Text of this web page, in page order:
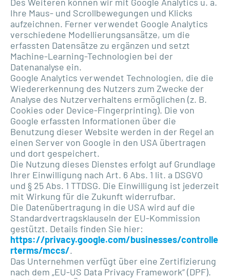
Ihre Maus- und Scrollbewegungen und Klicks
aufzeichnen. Ferner verwendet Google Analytics
verschiedene Modellierungsansätze, um die
erfassten Datensätze zu ergänzen und setzt
Machine-Learning-Technologien bei der
Datenanalyse ein.
Google Analytics verwendet Technologien, die die
Wiedererkennung des Nutzers zum Zwecke der
Analyse des Nutzerverhaltens ermöglichen (z. B.
Cookies oder Device-Fingerprinting). Die von
Google erfassten Informationen über die
Benutzung dieser Website werden in der Regel an
einen Server von Google in den USA übertragen
und dort gespeichert.
Die Nutzung dieses Dienstes erfolgt auf Grundlage
Ihrer Einwilligung nach Art. 6 Abs. 1 lit. a DSGVO
und § 25 Abs. 1 TTDSG. Die Einwilligung ist jederzeit
mit Wirkung für die Zukunft widerrufbar.
Die Datenübertragung in die USA wird auf die
Standardvertragsklauseln der EU-Kommission
gestützt. Details finden Sie hier:
https://privacy.google.com/businesses/controlle
rterms/mccs/.
Das Unternehmen verfügt über eine Zertifizierung
nach dem „EU-US Data Privacy Framework“ (DPF).